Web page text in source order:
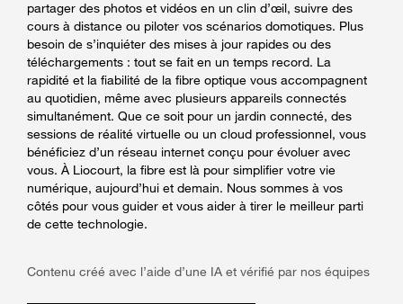
partager des photos et vidéos en un clin d’œil, suivre des
cours à distance ou piloter vos scénarios domotiques. Plus
besoin de s’inquiéter des mises à jour rapides ou des
téléchargements : tout se fait en un temps record. La
rapidité et la fiabilité de la fibre optique vous accompagnent
au quotidien, même avec plusieurs appareils connectés
simultanément. Que ce soit pour un jardin connecté, des
sessions de réalité virtuelle ou un cloud professionnel, vous
bénéficiez d’un réseau internet conçu pour évoluer avec
vous. À Liocourt, la fibre est là pour simplifier votre vie
numérique, aujourd’hui et demain. Nous sommes à vos
côtés pour vous guider et vous aider à tirer le meilleur parti
de cette technologie.
Contenu créé avec l’aide d’une IA et vérifié par nos équipes